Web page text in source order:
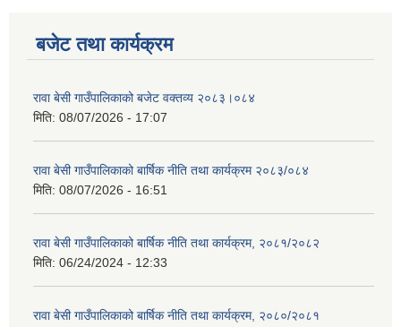
बजेट तथा कार्यक्रम
रावा बेसी गाउँपालिकाको बजेट वक्तव्य २०८३।०८४
मिति: 08/07/2026 - 17:07
रावा बेसी गाउँपालिकाको बार्षिक नीति तथा कार्यक्रम २०८३/०८४
मिति: 08/07/2026 - 16:51
रावा बेसी गाउँपालिकाको बार्षिक नीति तथा कार्यक्रम, २०८१/२०८२
मिति: 06/24/2024 - 12:33
रावा बेसी गाउँपालिकाको बार्षिक नीति तथा कार्यक्रम, २०८०/२०८१